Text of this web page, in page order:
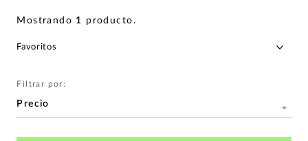
Mostrando 1 producto.
Filtrar por:
Precio